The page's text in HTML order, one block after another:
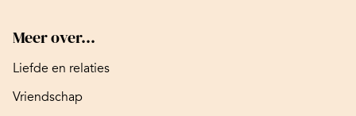
Meer over...
Liefde en relaties
Vriendschap